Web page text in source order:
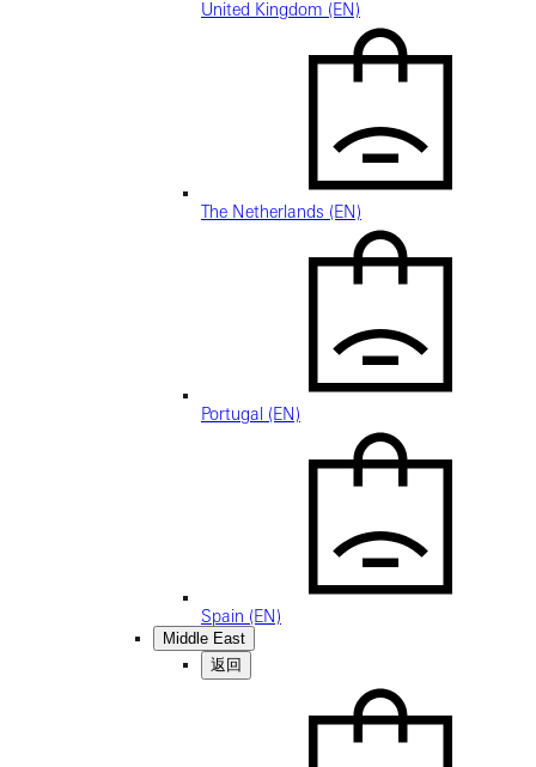
United Kingdom (EN)
The Netherlands (EN)
Portugal (EN)
Spain (EN)
Middle East
返回